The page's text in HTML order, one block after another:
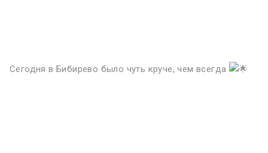
Сегодня в Бибирево было чуть круче, чем всегда